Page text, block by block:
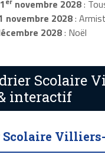
novembre 2028:
novembre 2028:
2028: Noël
Scolaire
interactif